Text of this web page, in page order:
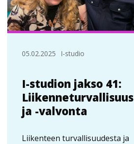
05.02.2025 I-studio
I-studion jakso 41:
Liikenneturvallisuus
ja -valvonta
Liikenteen turvallisuudesta ja